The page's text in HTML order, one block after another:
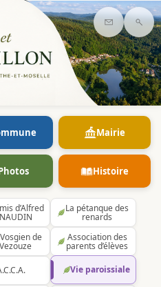
Contact
Mairie
Histoire
d’Alfred La pétanque des
renards
de Association des
parents d’élèves
Vie paroissiale